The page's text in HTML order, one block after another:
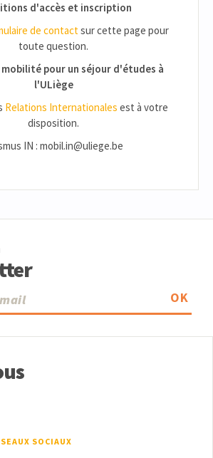
d'accès et inscription
de contactsur cette page pour
toute question.
pour un séjour d'études à
l'ULiège
Relations Internationales est à votre
disposition.
IN : mobil.in@uliege.be
OK
SOCIAUX